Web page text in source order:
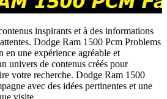
inspirants et à des informations
Dodge Ram 1500 Pcm Problems
une expérience agréable et
univers de contenus créés pour
votre recherche. Dodge Ram 1500
avec des idées pertinentes et une
visite.